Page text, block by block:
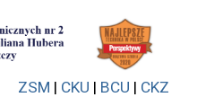
ZSM | CKU | BCU | CKZ